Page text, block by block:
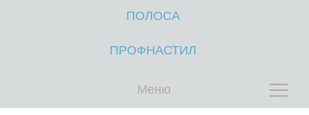
ПОЛОСА
ПРОФНАСТИЛ
Меню